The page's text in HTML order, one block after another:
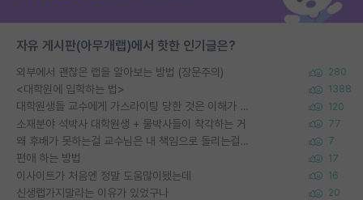
자유 게시판(아무개랩)에서 핫한 인기글은?
외부에서 괜찮은 랩을 알아보는 방법 (장문주의) 280
<대학원에 입학하는 법> 1388
대학원생들 교수에게 가스라이팅 당한 것은 이해가 갑니다. 안타깝네요. 120
소재분야 석박사 대학원생 + 물박사들이 착각하는 거 77
왜 후배가 못하는걸 교수님은 내 책임으로 돌리는걸까요? 7
편애 하는 방법 17
이사이트가 처음엔 정말 도움많이됐는데 16
신생랩가지말라는 이유가 있었구나 20